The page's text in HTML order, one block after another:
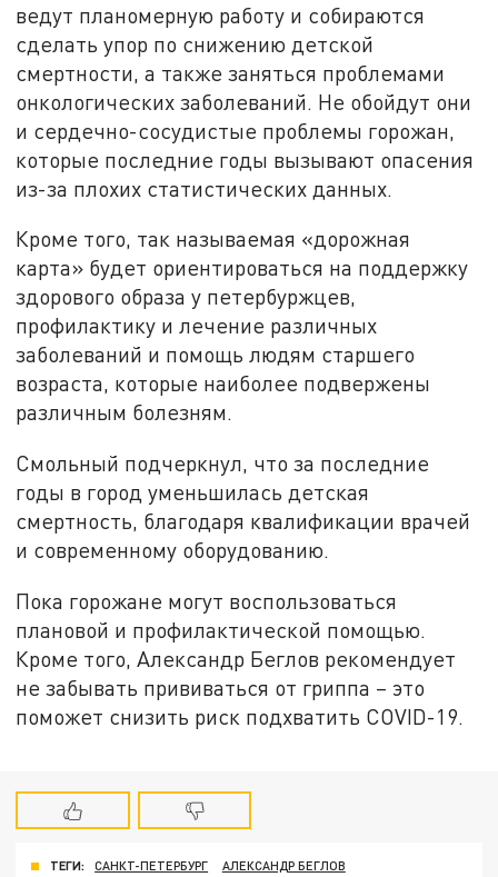
ведут планомерную работу и собираются
сделать упор по снижению детской
смертности, а также заняться проблемами
онкологических заболеваний. Не обойдут они
и сердечно-сосудистые проблемы горожан,
которые последние годы вызывают опасения
из-за плохих статистических данных.
Кроме того, так называемая «дорожная
карта» будет ориентироваться на поддержку
здорового образа у петербуржцев,
профилактику и лечение различных
заболеваний и помощь людям старшего
возраста, которые наиболее подвержены
различным болезням.
Смольный подчеркнул, что за последние
годы в город уменьшилась детская
смертность, благодаря квалификации врачей
и современному оборудованию.
Пока горожане могут воспользоваться
плановой и профилактической помощью.
Кроме того, Александр Беглов рекомендует
не забывать прививаться от гриппа – это
поможет снизить риск подхватить COVID-19.
ТЕГИ: САНКТ-ПЕТЕРБУРГ АЛЕКСАНДР БЕГЛОВ